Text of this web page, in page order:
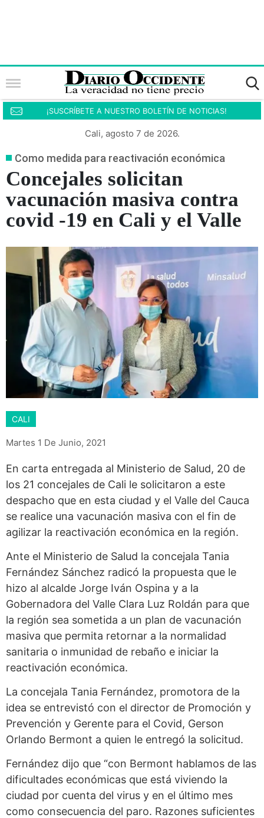
¡SUSCRÍBETE A NUESTRO BOLETÍN DE NOTICIAS!
Cali, agosto 7 de 2026.
Como medida para reactivación económica
Concejales solicitan
vacunación masiva contra
covid -19 en Cali y el Valle
CALI
Martes 1 De Junio, 2021
En carta entregada al Ministerio de Salud, 20 de
los 21 concejales de Cali le solicitaron a este
despacho que en esta ciudad y el Valle del Cauca
se realice una vacunación masiva con el fin de
agilizar la reactivación económica en la región.
Ante el Ministerio de Salud la concejala Tania
Fernández Sánchez radicó la propuesta que le
hizo al alcalde Jorge Iván Ospina y a la
Gobernadora del Valle Clara Luz Roldán para que
la región sea sometida a un plan de vacunación
masiva que permita retornar a la normalidad
sanitaria o inmunidad de rebaño e iniciar la
reactivación económica.
La concejala Tania Fernández, promotora de la
idea se entrevistó con el director de Promoción y
Prevención y Gerente para el Covid, Gerson
Orlando Bermont a quien le entregó la solicitud.
Fernández dijo que “con Bermont hablamos de las
dificultades económicas que está viviendo la
ciudad por cuenta del virus y en el último mes
como consecuencia del paro. Razones suficientes